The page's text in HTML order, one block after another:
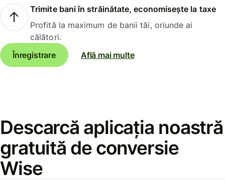
Trimite bani în străinătate, economisește la taxe
Profită la maximum de banii tăi, oriunde ai
călători.
Înregistrare
Află mai multe
Descarcă aplicația noastră
gratuită de conversie
Wise